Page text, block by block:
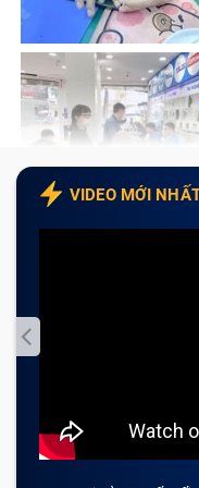
Mặt kính lưng không
sang trọng cho
kiện bên trong hiệu
nên nhanh chóng
các biểu hiện cho
rộp hoặc biến
Khe hở khung
VIDEO MỚI